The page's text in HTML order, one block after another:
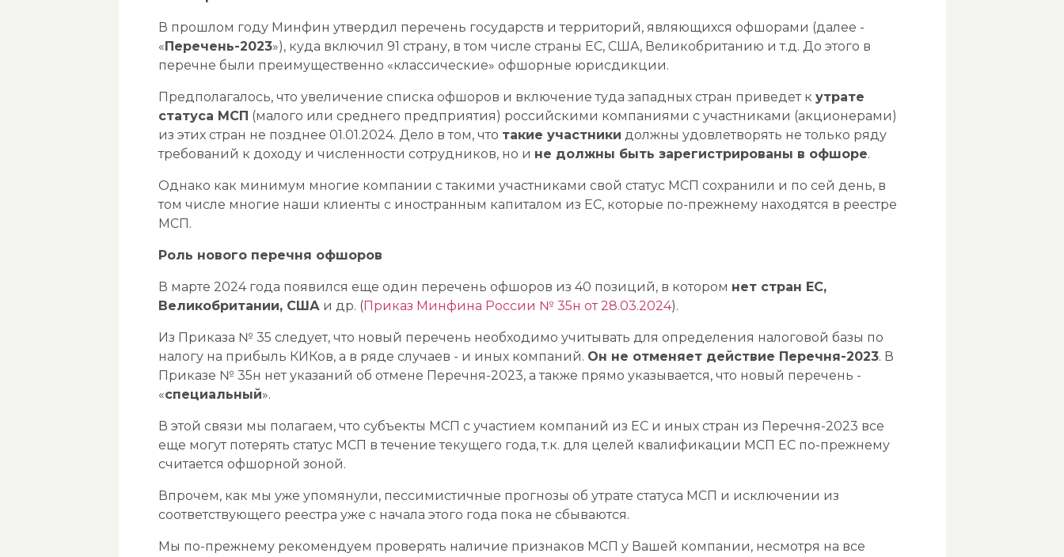
В прошлом году Минфин утвердил перечень государств и территорий, являющихся офшорами (далее -
«Перечень-2023»), куда включил 91 страну, в том числе страны ЕС, США, Великобританию и т.д. До этого в
перечне были преимущественно «классические» офшорные юрисдикции.
Предполагалось, что увеличение списка офшоров и включение туда западных стран приведет к утрате
статуса МСП (малого или среднего предприятия) российскими компаниями с участниками (акционерами)
из этих стран не позднее 01.01.2024. Дело в том, что такие участники должны удовлетворять не только ряду
требований к доходу и численности сотрудников, но и не должны быть зарегистрированы в офшоре.
Однако как минимум многие компании с такими участниками свой статус МСП сохранили и по сей день, в
том числе многие наши клиенты с иностранным капиталом из ЕС, которые по-прежнему находятся в реестре
МСП.
Роль нового перечня офшоров
В марте 2024 года появился еще один перечень офшоров из 40 позиций, в котором нет стран ЕС,
Великобритании, СШАи др. (Приказ Минфина России № 35н от 28.03.2024).
Из Приказа № 35 следует, что новый перечень необходимо учитывать для определения налоговой базы по
налогу на прибыль КИКов, а в ряде случаев - и иных компаний. Он не отменяет действие Перечня-2023. В
Приказе № 35н нет указаний об отмене Перечня-2023, а также прямо указывается, что новый перечень -
«специальный».
В этой связи мы полагаем, что субъекты МСП с участием компаний из ЕС и иных стран из Перечня-2023 все
еще могут потерять статус МСП в течение текущего года, т.к. для целей квалификации МСП ЕС по-прежнему
считается офшорной зоной.
Впрочем, как мы уже упомянули, пессимистичные прогнозы об утрате статуса МСП и исключении из
соответствующего реестра уже с начала этого года пока не сбываются.
Мы по-прежнему рекомендуем проверять наличие признаков МСП у Вашей компании, несмотря на все